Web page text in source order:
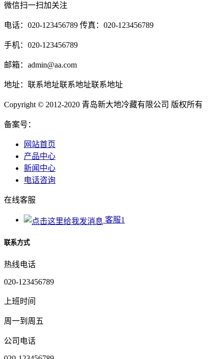
微信扫一扫加关注
电话：020-123456789 传真：020-123456789
手机：020-123456789
邮箱：admin@aa.com
地址：联系地址联系地址联系地址
Copyright © 2012-2020 青岛新大地冷藏有限公司 版权所有
备案号：
网站首页
产品中心
新闻中心
电话咨询
在线客服
客服1
联系方式
热线电话
020-123456789
上班时间
周一到周五
公司电话